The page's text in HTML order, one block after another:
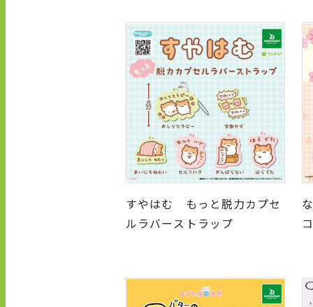
すやはむ もっと脱力カプセ
ルラバーストラップ